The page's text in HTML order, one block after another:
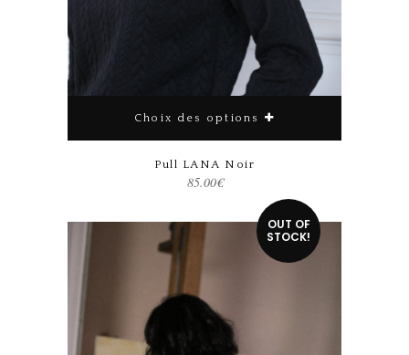
Choix des options
Pull LANA Noir
85.00€
OUT OF
STOCK!
Ce produit a plusieurs variations. Les options peuvent être choisies sur la page du produit